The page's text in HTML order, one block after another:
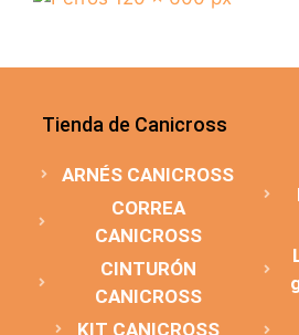
Tienda de Canicross
ARNÉS CANICROSS
CORREA
CANICROSS
CINTURÓN
CANICROSS
KIT CANICROSS